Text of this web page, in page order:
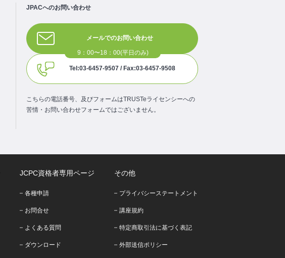
JPACへのお問い合わせ
メールでのお問い合わせ
Tel:03-6457-9507 / Fax:03-6457-9508
こちらの電話番号、及びフォームはTRUSTeライセンシーへの
苦情・お問い合わせフォームではございません。
JCPC資格者専用ページ
各種申請
お問合せ
よくある質問
ダウンロード
その他
プライバシーステートメント
講座規約
特定商取引法に基づく表記
外部送信ポリシー